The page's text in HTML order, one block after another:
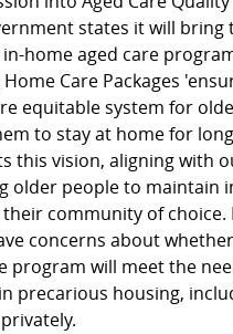
states it will bring
home aged care
Care Packages
equitable system for
to stay at home for
this vision, aligning with
older people to maintain
community of choice.
concerns about
program will meet the
precarious housing,